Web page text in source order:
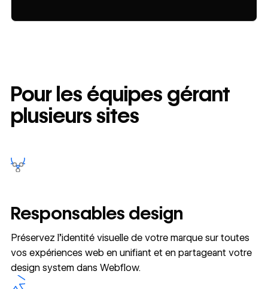
Pour les équipes gérant
plusieurs sites
Responsables design
Préservez l’identité visuelle de votre marque sur toutes
vos expériences web en unifiant et en partageant votre
design system dans Webflow.